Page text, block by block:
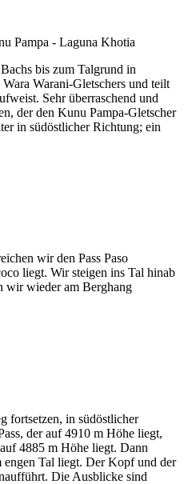
bis zum Talgrund in
Warani-Gletschers und teilt
Sehr überraschend und
der den Kunu Pampa-Gletscher
in südöstlicher Richtung; ein
wir den Pass Paso
liegt. Wir steigen ins Tal hinab
wir wieder am Berghang
fortsetzen, in südöstlicher
der auf 4910 m Höhe liegt,
4885 m Höhe liegt. Dann
engen Tal liegt. Der Kopf und der
Die Ausblicke sind